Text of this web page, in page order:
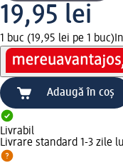
19,95 lei
1 buc (19,95 lei pe 1 buc)
Adaugă în coș
Livrabil
Livrare standard 1-3 zile